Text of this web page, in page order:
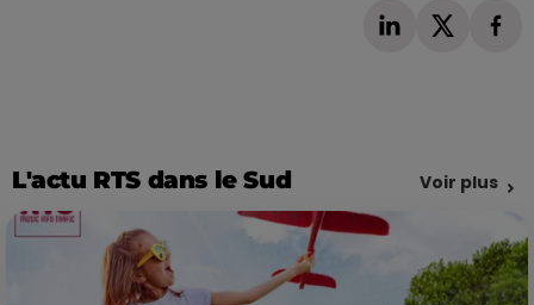
L'actu RTS dans le Sud Voir plus